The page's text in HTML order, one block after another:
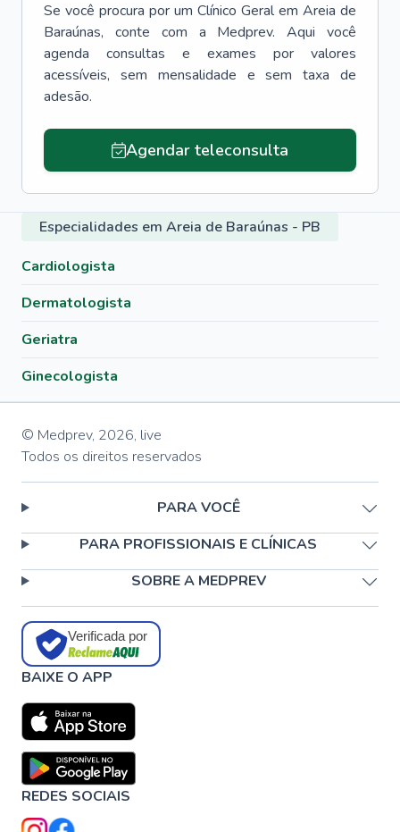
Se você procura por um Clínico Geral em Areia de
Baraúnas, conte com a Medprev. Aqui você
agenda consultas e exames por valores
acessíveis, sem mensalidade e sem taxa de
adesão.
Agendar teleconsulta
Especialidades em Areia de Baraúnas - PB
Cardiologista
Dermatologista
Geriatra
Ginecologista
© Medprev, 2026, live
Todos os direitos reservados
PARA VOCÊ
PARA PROFISSIONAIS E CLÍNICAS
SOBRE A MEDPREV
Verificada por
BAIXE O APP
REDES SOCIAIS